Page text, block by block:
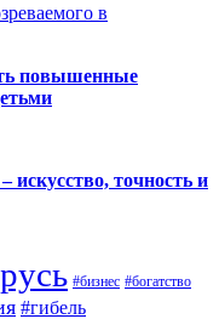
в
повышенные
искусство, точность и
#бизнес #богатство
#гибель